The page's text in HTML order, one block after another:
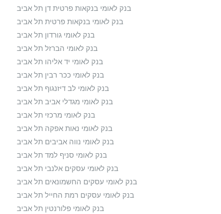
בנק לאומי בנקאות פרטית דן תל אביב
בנק לאומי בנקאות פרטית תל אביב
בנק לאומי גורדון תל אביב
בנק לאומי הברזל תל אביב
בנק לאומי יד אליהו תל אביב
בנק לאומי ככר רבין תל אביב
בנק לאומי לב דיזנגוף תל אביב
בנק לאומי מגדלי אביב תל אביב
בנק לאומי מרכזי תל אביב
בנק לאומי נאות אפקה תל אביב
בנק לאומי נווה אביבים תל אביב
בנק לאומי סניף למד תל אביב
בנק לאומי עסקים אלנבי תל אביב
בנק לאומי עסקים החשמונאים תל אביב
בנק לאומי עסקים רמת החייל תל אביב
בנק לאומי פלורנטין תל אביב